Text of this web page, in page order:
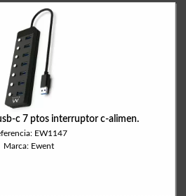
c 7 ptos interruptor c-alimen.
EW1147
Marca: Ewent